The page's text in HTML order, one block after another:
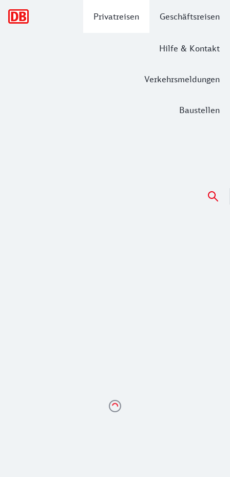
Privatreisen Geschäftsreisen
Hilfe & Kontakt
Verkehrsmeldungen
Baustellen